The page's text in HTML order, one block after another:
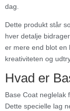
dag.
Dette produkt står
hver detalje
er mere end blot en
kreativiteten og
Hvad er
Base Coat neglelak
Dette specielle lag